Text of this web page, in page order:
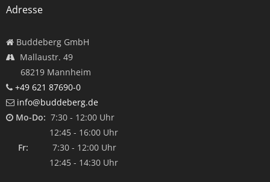
Adresse
Buddeberg GmbH
Mallaustr. 49
68219 Mannheim
+49 621 87690-0
info@buddeberg.de
Mo-Do: 7:30 - 12:00 Uhr
12:45 - 16:00 Uhr
Fr: 7:30 - 12:00 Uhr
12:45 - 14:30 Uhr